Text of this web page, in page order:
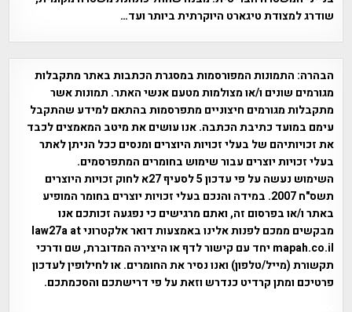
שודרג למצודת טיגארט היוקרתית ביותר ועד…
הבהרה: התמונות המפורסמות במסגרת הכתבות באתר מתקבלות
מגורמים שונים ו/או מצולמות מטעם אנשי האתר. תמונות אשר
מתקבלות מגורמים חיצוניים מתפרסמות בהתאם למידע שהתקבל
עימם במועד כתיבת הכתבה. אנו עושים את מיטב המאמצים לכבד
את זכויותיהם של בעלי זכויות היוצרים ומנסים ככל הניתן לאתר
בעלי זכויות יוצרים עבור שימוש בחומרים המתפרסמים.
השימוש נעשה על פי עדכון 5 לסעיף 27א לחוק זכויות היוצרים
תשס"ח 2007. במידה והנכם בעלי זכויות יוצרים בחומר המופיע
באתר ו/או בפרסום זה, ואתם מרגישים כי נפגעה זכותכם אנו
מבקשים ממכם לפנות אלינו באמצעות דואר אלקטרוני law27a at
mapah.co.il יחד עם קישור לדף או היצירה המדוברת, שם ודרכי
תקשורת (מייל/טלפון) ואנו נסיר את החומרים. או לחילופין לעדכון
פרטיכם ומתן קרדיט כנדרש וזאת על פי דרישתכם והסכמתכם.